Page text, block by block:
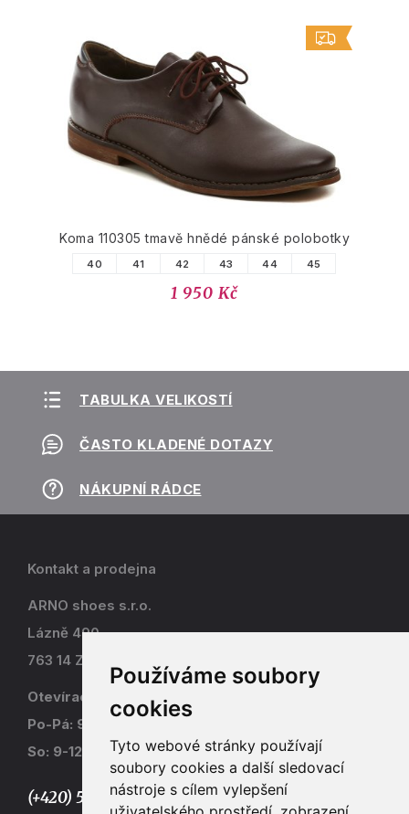
Používáme soubory
cookies
Tyto webové stránky používají
soubory cookies a další sledovací
nástroje s cílem vylepšení
Koma 110305 tmavě hnědé pánské polobotky
40 41 42 43 44 45
1 950 Kč
TABULKA VELIKOSTÍ
ČASTO KLADENÉ DOTAZY
NÁKUPNÍ RÁDCE
Kontakt a prodejna
ARNO shoes s.r.o.
Lázně 490
763 14 Zlín - Kostelec
Otevírací doba
Po-Pá: 9-17
So: 9-12
(+420) 577 915 036,